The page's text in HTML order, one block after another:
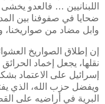
اللبنانيين … فالعدو
ضحايا في صفوفنا بين
وابل مضاد من صواريخنا،
إن إطلاق الصواريخ
نقلها، يجعل إخماد
إسرائيل على الاعتماد
ويفضل حزب الله، الذي
البرية في أراضيه على